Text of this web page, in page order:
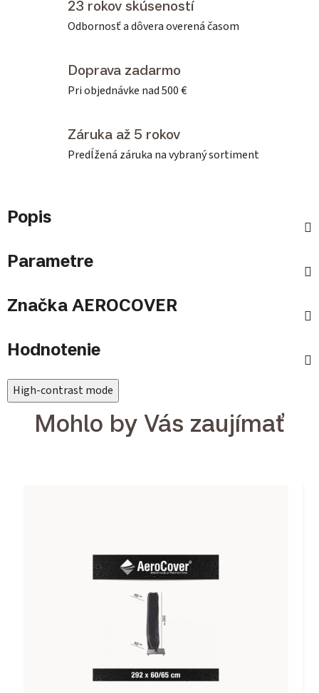
23 rokov skúseností
Odbornosť a dôvera overená časom
Doprava zadarmo
Pri objednávke nad 500 €
Záruka až 5 rokov
Predĺžená záruka na vybraný sortiment
Popis
Parametre
Značka AEROCOVER
Hodnotenie
High-contrast mode
Mohlo by Vás zaujímať